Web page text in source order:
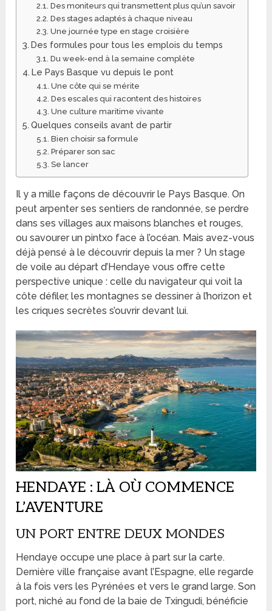
Des moniteurs qui transmettent plus qu’un savoir
Des stages adaptés à chaque niveau
Une journée type en stage croisière
Des formules pour tous les emplois du temps
Du week-end à la semaine complète
Le Pays Basque vu depuis le pont
Une côte qui se mérite
Des escales qui racontent des histoires
Une culture maritime vivante
Quelques conseils avant de partir
Bien choisir sa formule
Préparer son sac
Se lancer
Il y a mille façons de découvrir le Pays Basque. On
peut arpenter ses sentiers de randonnée, se perdre
dans ses villages aux maisons blanches et rouges,
ou savourer un pintxo face à l’océan. Mais avez-vous
déjà pensé à le découvrir depuis la mer ? Un stage
de voile au départ d’Hendaye vous offre cette
perspective unique : celle du navigateur qui voit la
côte défiler, les montagnes se dessiner à l’horizon et
les criques secrètes s’ouvrir devant lui.
HENDAYE : LÀ OÙ COMMENCE
L’AVENTURE
UN PORT ENTRE DEUX MONDES
Hendaye occupe une place à part sur la carte.
Dernière ville française avant l’Espagne, elle regarde
à la fois vers les Pyrénées et vers le grand large. Son
port, niché au fond de la baie de Txingudi, bénéficie